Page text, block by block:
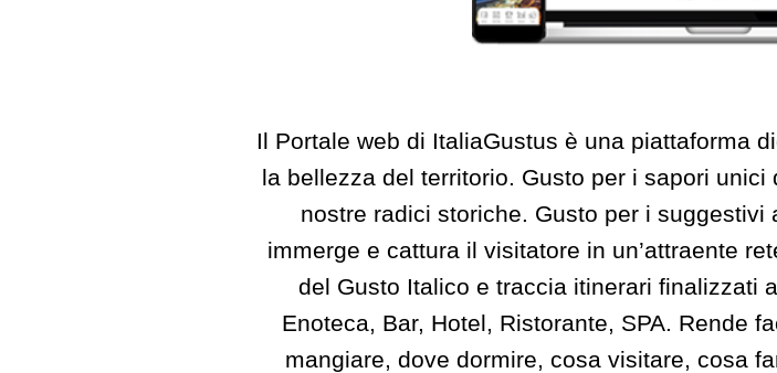
Il Portale web di ItaliaGustus è una piattaforma
la bellezza del territorio. Gusto per i sapori
nostre radici storiche. Gusto per i
immerge e cattura il visitatore in un’attraente
del Gusto Italico e traccia itinerari finalizzati
Enoteca, Bar, Hotel, Ristorante, SPA. Rende
mangiare, dove dormire, cosa visitare, cosa